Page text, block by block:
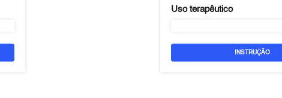
Uso terapêutico
INSTRUÇÃO